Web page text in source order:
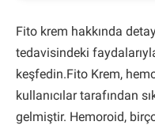
Fito krem hakkında
tedavisindeki
keşfedin.Fito Krem,
kullanıcılar tarafından
gelmiştir. Hemoroid,